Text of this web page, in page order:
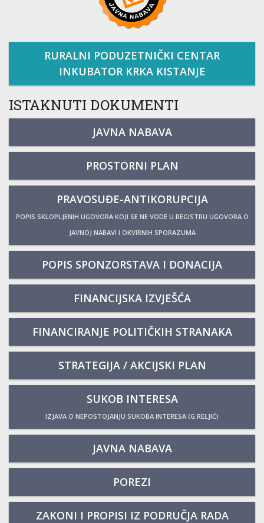
RURALNI PODUZETNIČKI CENTAR
INKUBATOR KRKA KISTANJE
ISTAKNUTI DOKUMENTI
JAVNA NABAVA
PROSTORNI PLAN
PRAVOSUĐE-ANTIKORUPCIJA
POPIS SKLOPLJENIH UGOVORA KOJI SE NE VODE U REGISTRU UGOVORA O
JAVNOJ NABAVI I OKVIRNIH SPORAZUMA
POPIS SPONZORSTAVA I DONACIJA
FINANCIJSKA IZVJEŠĆA
FINANCIRANJE POLITIČKIH STRANAKA
STRATEGIJA / AKCIJSKI PLAN
SUKOB INTERESA
IZJAVA O NEPOSTOJANJU SUKOBA INTERESA (G.RELJIĆ)
JAVNA NABAVA
POREZI
ZAKONI I PROPISI IZ PODRUČJA RADA